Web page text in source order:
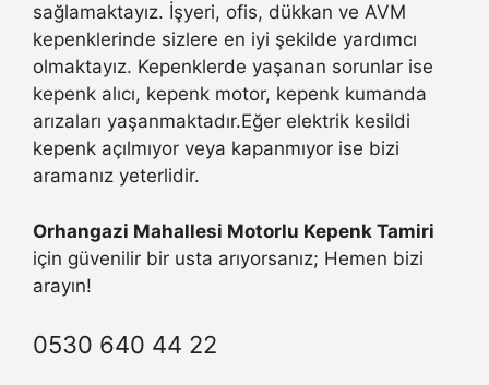
sağlamaktayız. İşyeri, ofis, dükkan ve AVM
kepenklerinde sizlere en iyi şekilde yardımcı
olmaktayız. Kepenklerde yaşanan sorunlar ise
kepenk alıcı, kepenk motor, kepenk kumanda
arızaları yaşanmaktadır.Eğer elektrik kesildi
kepenk açılmıyor veya kapanmıyor ise bizi
aramanız yeterlidir.
Orhangazi Mahallesi Motorlu Kepenk Tamiri
için güvenilir bir usta arıyorsanız; Hemen bizi
arayın!
0530 640 44 22